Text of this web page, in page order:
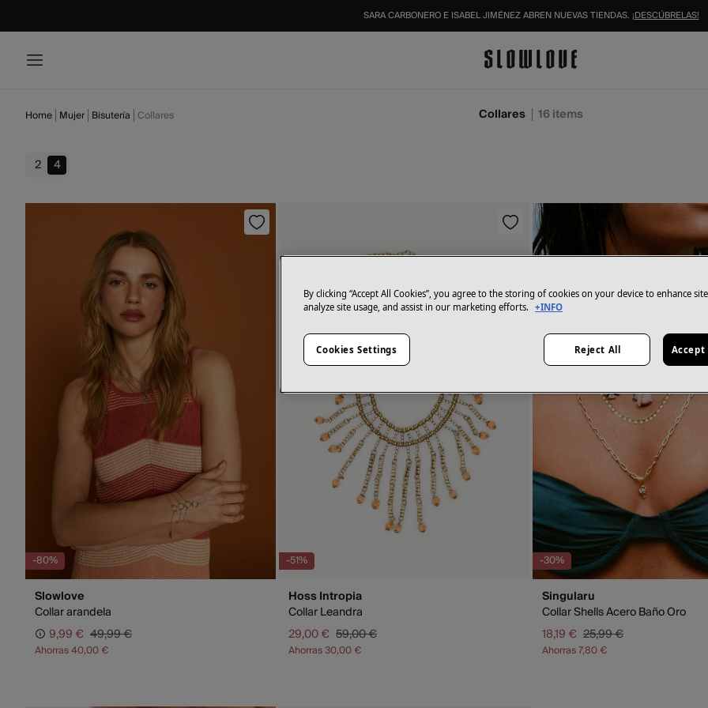
IDENTIFÍCATE COMO SOCIO Y DISFRUTA DE TODAS TUS VENTAJAS |INICIAR SESIÓN.
Home Mujer Bisutería Collares Collares 16 items
2 4
-80%
Slowlove
Collar arandela
9,99 € 49,99 €
Ahorras40,00 €
-51%
Hoss Intropia
Collar Leandra
29,00 € 59,00 €
Ahorras30,00 €
-30%
Singularu
Collar Shells Acero Baño Oro
18,19 € 25,99 €
Ahorras7,80 €
By clicking “Accept All Cookies”, you agree to the storing of cookies on your device to enhance
analyze site usage, and assist in our marketing efforts. +INFO
Cookies Settings Reject All Accept